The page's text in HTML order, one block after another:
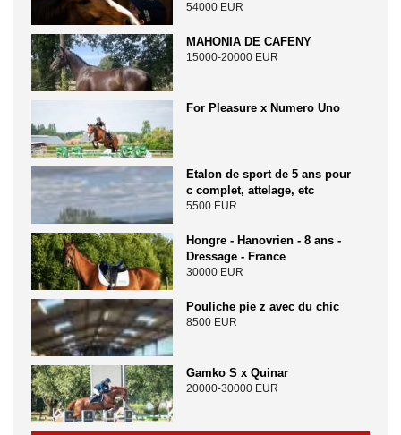
54000 EUR
MAHONIA DE CAFENY
15000-20000 EUR
For Pleasure x Numero Uno
Etalon de sport de 5 ans pour
c complet, attelage, etc
5500 EUR
Hongre - Hanovrien - 8 ans -
Dressage - France
30000 EUR
Pouliche pie z avec du chic
8500 EUR
Gamko S x Quinar
20000-30000 EUR